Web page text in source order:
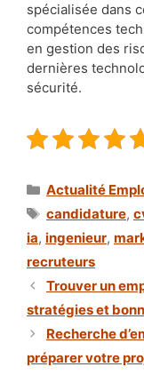
spécialisée dans
compétences
en gestion des
dernières
sécurité.
Catégories
Actualité
Étiquettes
candidature,
ia, ingenieur,
recruteurs
Trouver un
stratégies et
Recherche
préparer votre